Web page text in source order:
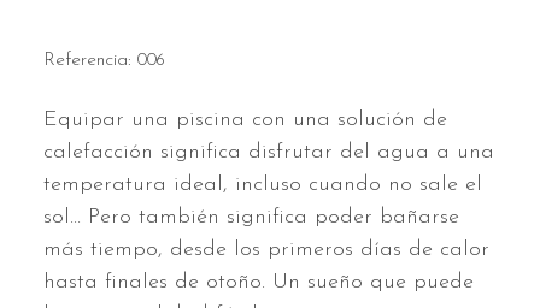
Referencia: 006
Equipar una piscina con una solución de
calefacción significa disfrutar del agua a una
temperatura ideal, incluso cuando no sale el
sol... Pero también significa poder bañarse
más tiempo, desde los primeros días de calor
hasta finales de otoño. Un sueño que puede